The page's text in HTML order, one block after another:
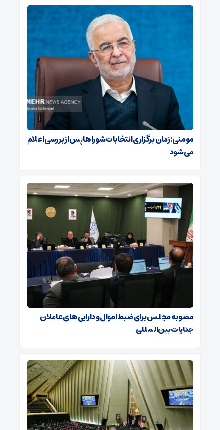
مومنی: زمان برگزاری انتخابات شوراها پس از بررسی اعلام
می‌شود
مصوبه مجلس برای ضبط اموال و دارایی های عاملان
جنایات بین‌المللی